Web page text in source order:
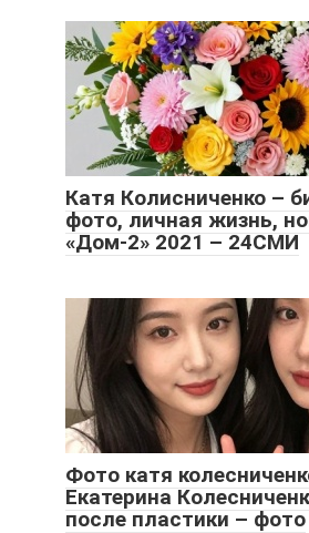
Катя Колисниченко –
фото, личная жизнь,
«Дом-2» 2021 – 24СМИ
Фото катя
Екатерина
после пластики – фото